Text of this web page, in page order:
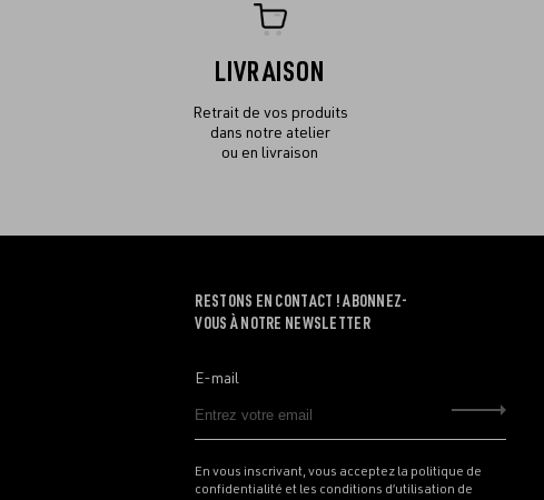
LIVRAISON
Retrait de vos produits
dans notre atelier
ou en livraison
RESTONS EN CONTACT ! ABONNEZ-
VOUS À NOTRE NEWSLETTER
E-mail
En vous inscrivant, vous acceptez la politique de
confidentialité et les conditions d’utilisation de